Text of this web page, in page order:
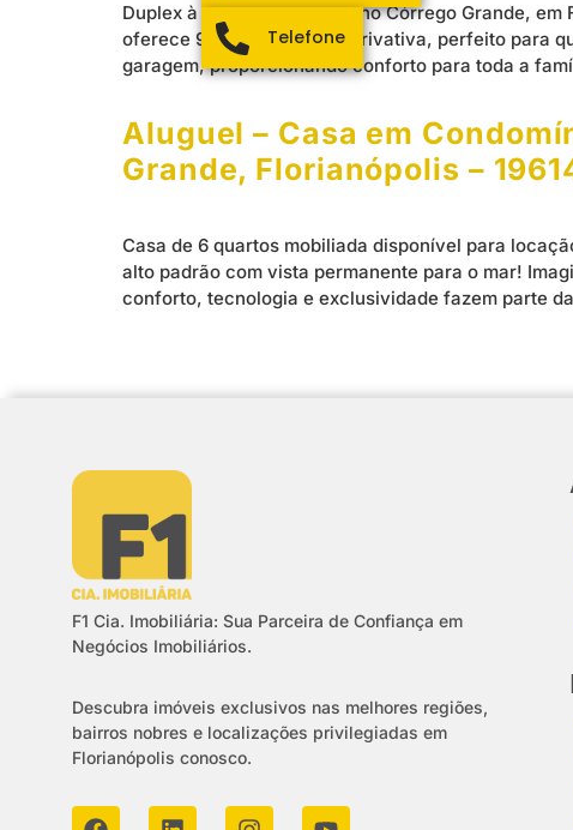
Duplex à venda de 2 suites no Córrego Grande,
oferece 98,49 m² de área privativa, perfeito para
garagem, proporcionando conforto para toda a
Aluguel – Casa em
Grande, Florianópolis –
Casa de 6 quartos mobiliada disponível para
alto padrão com vista permanente para o mar!
conforto, tecnologia e exclusividade fazem parte
F1 Cia. Imobiliária: Sua Parceira de Confiança em
Negócios Imobiliários.
Descubra imóveis exclusivos nas melhores regiões,
bairros nobres e localizações privilegiadas em
Florianópolis conosco.
Telefone